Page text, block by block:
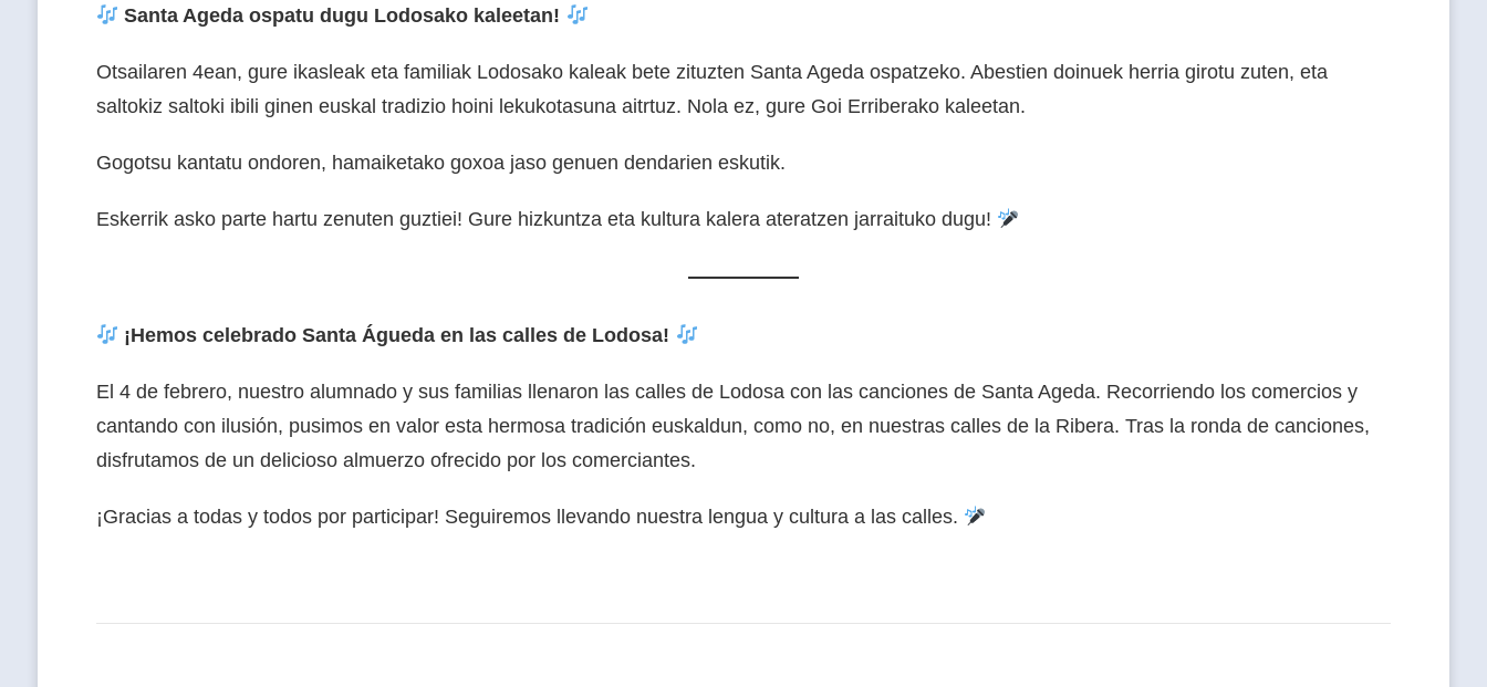
Santa Ageda ospatu dugu Lodosako kaleetan!
Otsailaren 4ean, gure ikasleak eta familiak Lodosako kaleak bete zituzten Santa Ageda ospatzeko. Abestien doinuek herria girotu zuten, eta
saltokiz saltoki ibili ginen euskal tradizio hoini lekukotasuna aitrtuz. Nola ez, gure Goi Erriberako kaleetan.
Gogotsu kantatu ondoren, hamaiketako goxoa jaso genuen dendarien eskutik.
Eskerrik asko parte hartu zenuten guztiei! Gure hizkuntza eta kultura kalera ateratzen jarraituko dugu!
¡Hemos celebrado Santa Águeda en las calles de Lodosa!
El 4 de febrero, nuestro alumnado y sus familias llenaron las calles de Lodosa con las canciones de Santa Ageda. Recorriendo los comercios y
cantando con ilusión, pusimos en valor esta hermosa tradición euskaldun, como no, en nuestras calles de la Ribera. Tras la ronda de canciones,
disfrutamos de un delicioso almuerzo ofrecido por los comerciantes.
¡Gracias a todas y todos por participar! Seguiremos llevando nuestra lengua y cultura a las calles.